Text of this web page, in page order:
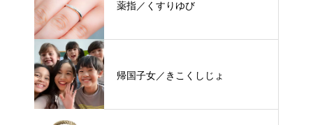
薬指／くすりゆび
帰国子女／きこくしじょ